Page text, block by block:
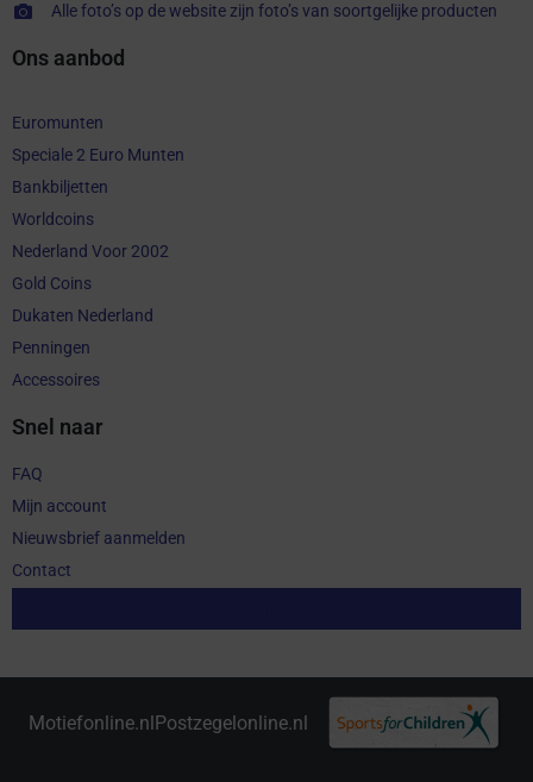
Alle foto’s op de website zijn foto’s van soortgelijke producten
Ons aanbod
Euromunten
Speciale 2 Euro Munten
Bankbiljetten
Worldcoins
Nederland Voor 2002
Gold Coins
Dukaten Nederland
Penningen
Accessoires
Snel naar
FAQ
Mijn account
Nieuwsbrief aanmelden
Contact
Motiefonline.nl Postzegelonline.nl